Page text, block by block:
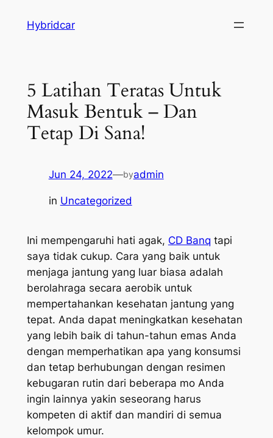
Hybridcar
5 Latihan Teratas Untuk
Masuk Bentuk – Dan
Tetap Di Sana!
Jun 24, 2022—byadmin
in Uncategorized
Ini mempengaruhi hati agak, CD Banq tapi
saya tidak cukup. Cara yang baik untuk
menjaga jantung yang luar biasa adalah
berolahraga secara aerobik untuk
mempertahankan kesehatan jantung yang
tepat. Anda dapat meningkatkan kesehatan
yang lebih baik di tahun-tahun emas Anda
dengan memperhatikan apa yang konsumsi
dan tetap berhubungan dengan resimen
kebugaran rutin dari beberapa mo Anda
ingin lainnya yakin seseorang harus
kompeten di aktif dan mandiri di semua
kelompok umur.